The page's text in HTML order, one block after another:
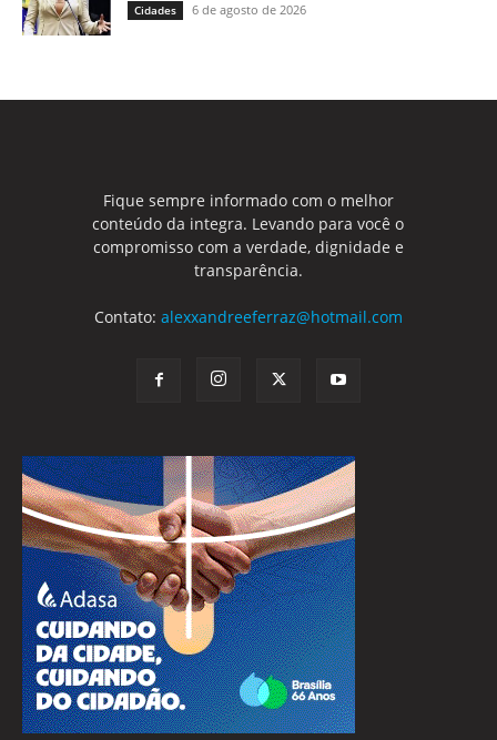
Cidades 6 de agosto de 2026
Fique sempre informado com o melhor
conteúdo da integra. Levando para você o
compromisso com a verdade, dignidade e
transparência.
Contato: alexxandreeferraz@hotmail.com